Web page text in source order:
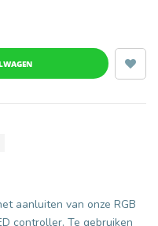
aanluiten van onze RGB
controller. Te gebruiken